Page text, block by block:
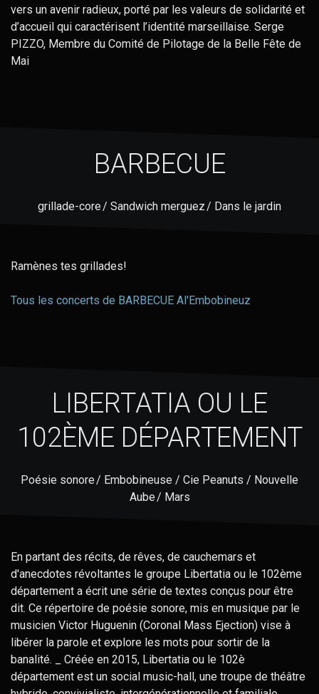
vers un avenir radieux, porté par les valeurs de solidarité et
d’accueil qui caractérisent l’identité marseillaise. Serge
PIZZO, Membre du Comité de Pilotage de la Belle Fête de
Mai
BARBECUE
grillade-core / Sandwich merguez / Dans le jardin
Ramènes tes grillades!
Tous les concerts de BARBECUE Al'Embobineuz
LIBERTATIA OU LE
102ÈME DÉPARTEMENT
Poésie sonore / Embobineuse / Cie Peanuts / Nouvelle
Aube / Mars
En partant des récits, de rêves, de cauchemars et
d'anecdotes révoltantes le groupe Libertatia ou le 102ème
département a écrit une série de textes conçus pour être
dit. Ce répertoire de poésie sonore, mis en musique par le
musicien Victor Huguenin (Coronal Mass Ejection) vise à
libérer la parole et explore les mots pour sortir de la
banalité. _ Créée en 2015, Libertatia ou le 102è
département est un social music-hall, une troupe de théâtre